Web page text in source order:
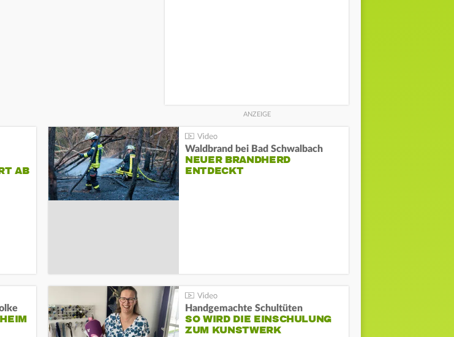
AB
Waldbrand bei Bad Schwalbach
NEUER BRANDHERD
ENTDECKT
E
Handgemachte Schultüten
SO WIRD DIE EINSCHULUNG
ZUM KUNSTWERK